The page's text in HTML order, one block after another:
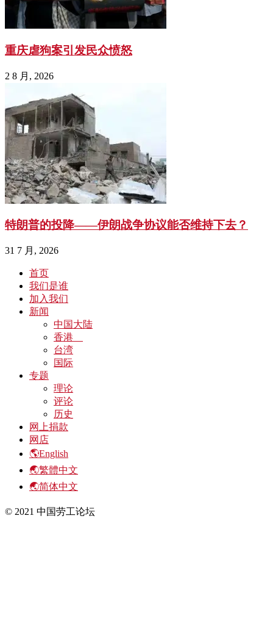
重庆虐狗案引发民众愤怒
2 8 月, 2026
特朗普的投降——伊朗战争协议能否维持下去？
31 7 月, 2026
首页
我们是谁
加入我们
新闻
中国大陆
香港
台湾
国际
专题
理论
评论
历史
网上捐款
网店
🌎English
🌏繁體中文
🌏简体中文
© 2021 中国劳工论坛